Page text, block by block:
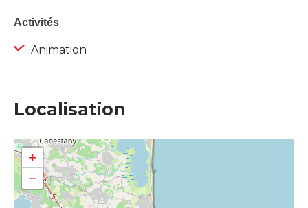
Activités
Animation
Localisation
+
−